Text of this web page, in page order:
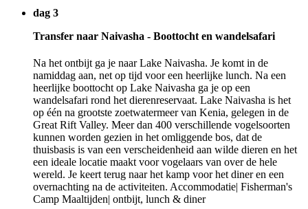
dag 3
Transfer naar Naivasha - Boottocht en wandelsafari
Na het ontbijt ga je naar Lake Naivasha. Je komt in de
namiddag aan, net op tijd voor een heerlijke lunch. Na een
heerlijke boottocht op Lake Naivasha ga je op een
wandelsafari rond het dierenreservaat. Lake Naivasha is het
op één na grootste zoetwatermeer van Kenia, gelegen in de
Great Rift Valley. Meer dan 400 verschillende vogelsoorten
kunnen worden gezien in het omliggende bos, dat de
thuisbasis is van een verscheidenheid aan wilde dieren en het
een ideale locatie maakt voor vogelaars van over de hele
wereld. Je keert terug naar het kamp voor het diner en een
overnachting na de activiteiten. Accommodatie| Fisherman's
Camp Maaltijden| ontbijt, lunch & diner